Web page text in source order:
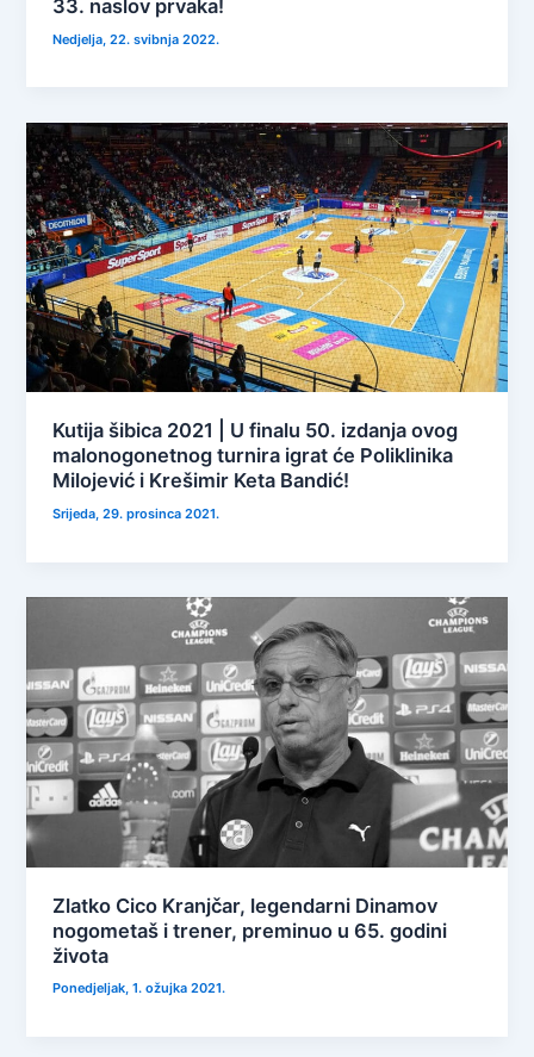
33. naslov prvaka!
Nedjelja, 22. svibnja 2022.
Kutija šibica 2021 | U finalu 50. izdanja ovog
malonogonetnog turnira igrat će Poliklinika
Milojević i Krešimir Keta Bandić!
Srijeda, 29. prosinca 2021.
Zlatko Cico Kranjčar, legendarni Dinamov
nogometaš i trener, preminuo u 65. godini
života
Ponedjeljak, 1. ožujka 2021.